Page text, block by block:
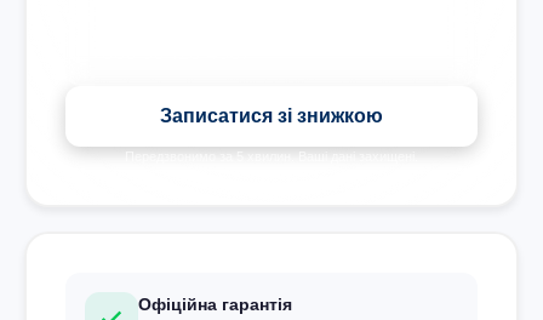
Записатися зі знижкою
Передзвонимо за 5 хвилин. Ваші дані захищені.
Офіційна гарантія